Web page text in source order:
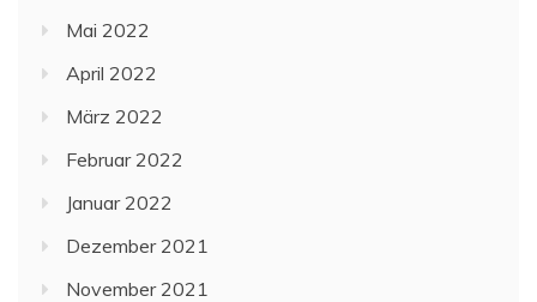
Mai 2022
April 2022
März 2022
Februar 2022
Januar 2022
Dezember 2021
November 2021